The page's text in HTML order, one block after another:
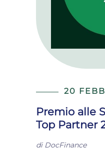
20
Premio alle
Top Partner
di DocFinance